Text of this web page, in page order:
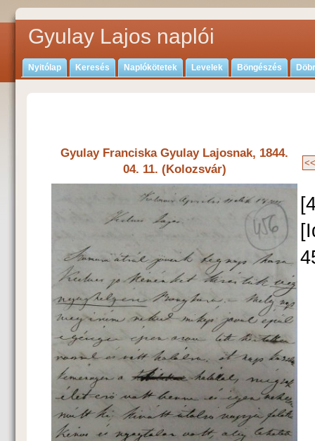
Gyulay Lajos naplói
Nyitólap Keresés Naplókötetek Levelek Böngészés
Gyulay Franciska Gyulay Lajosnak, 1844.
04. 11. (Kolozsvár)